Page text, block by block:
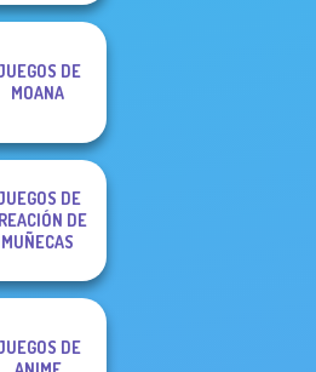
DE
MOANA
DE
DE
MUÑECAS
DE